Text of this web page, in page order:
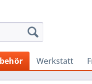
Werkstatt